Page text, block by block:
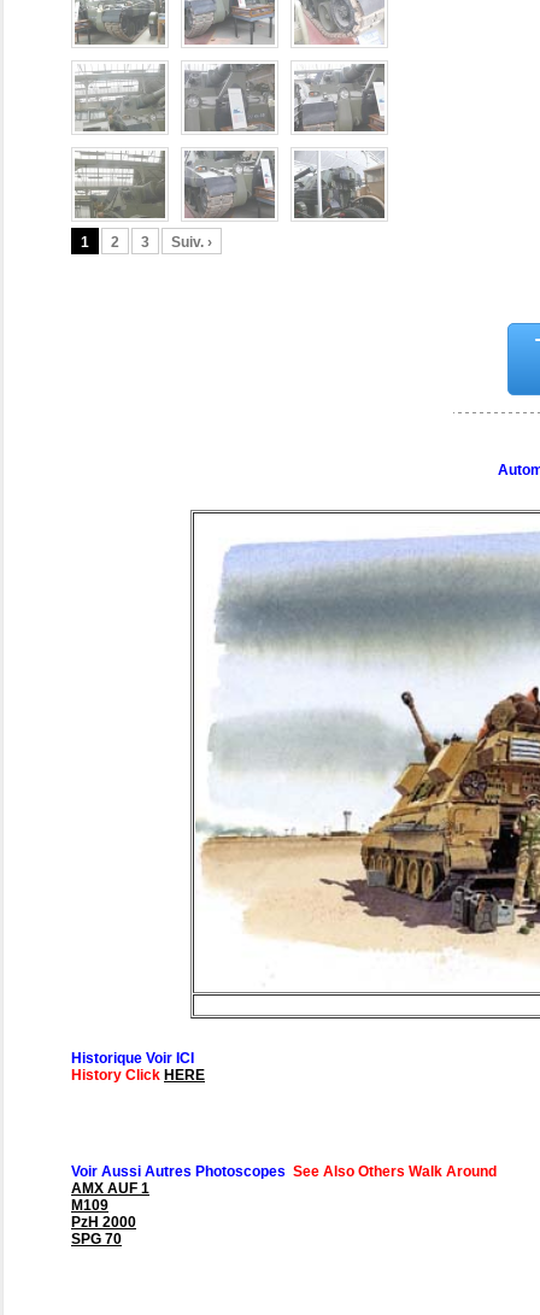
1 2 3 Suiv. ›
Historique Voir ICI
History Click HERE
Voir Aussi Autres Photoscopes See Also Others Walk Around
AMX AUF 1
M109
PzH 2000
SPG 70